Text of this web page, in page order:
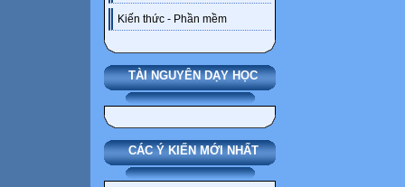
Kiến thức - Phần mềm
TÀI NGUYÊN DẠY HỌC
CÁC Ý KIẾN MỚI NHẤT